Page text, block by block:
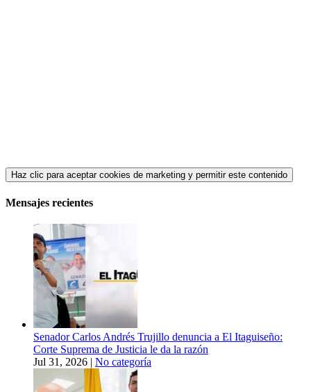
Haz clic para aceptar cookies de marketing y permitir este contenido
Mensajes recientes
Senador Carlos Andrés Trujillo denuncia a El Itaguiseño:
Corte Suprema de Justicia le da la razón
Jul 31, 2026 | No categoría